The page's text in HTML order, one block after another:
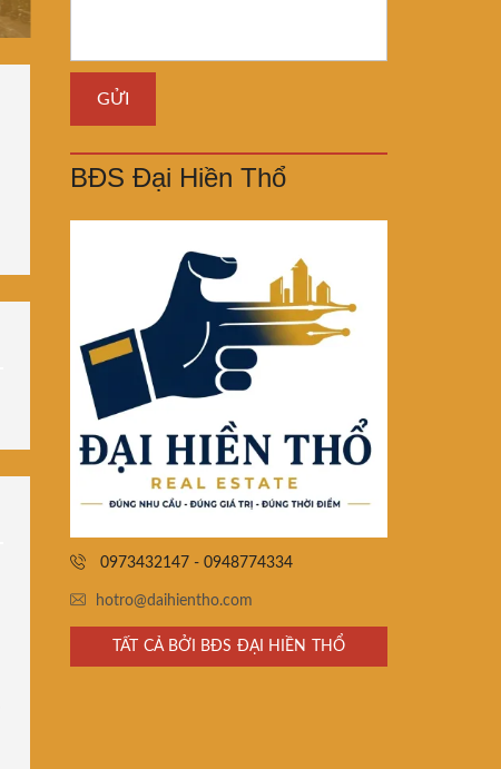
BĐS Đại Hiền Thổ
0973432147 - 0948774334
hotro@daihientho.com
TẤT CẢ BỞI BĐS ĐẠI HIỀN THỔ